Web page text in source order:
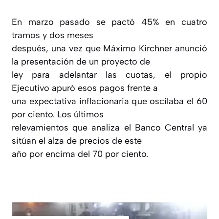
En marzo pasado se pactó 45% en cuatro
tramos y dos meses
después, una vez que Máximo Kirchner anunció
la presentación de un proyecto de
ley para adelantar las cuotas, el propio
Ejecutivo apuró esos pagos frente a
una expectativa inflacionaria que oscilaba el 60
por ciento. Los últimos
relevamientos que analiza el Banco Central ya
sitúan el alza de precios de este
año por encima del 70 por ciento.